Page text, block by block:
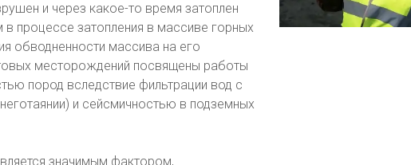
и через какое-то время затоплен
процессе затопления в массиве горных
обводненности массива на его
месторождений посвящены работы
пород вследствие фильтрации вод с
и сейсмичностью в подземных
значимым фактором,